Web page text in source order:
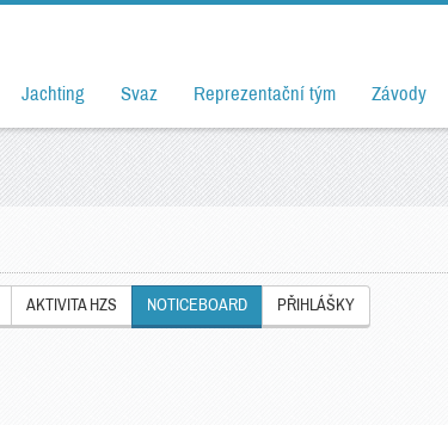
Jachting Svaz Reprezentační tým Závody
AKTIVITA HZS NOTICEBOARD PŘIHLÁŠKY